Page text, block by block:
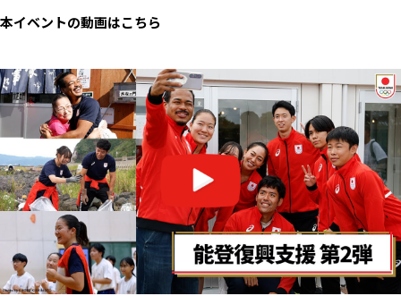
本イベントの動画はこちら